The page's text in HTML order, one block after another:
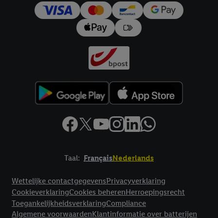
Taal: FrançaisNederlands
Wettelijke contactgegevensPrivacyverklaring
CookieverklaringCookies beherenHerroepingsrecht
ToegankelijkheidsverklaringCompliance
Algemene voorwaardenKlantinformatie over batterijen
trekken, vindt u in onzeprivacyverklaring.Je vindt het
impressum hier.